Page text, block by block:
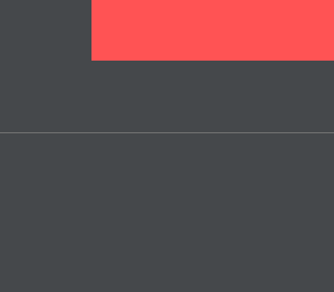
工事（交付金）
動車道 桑名管内橋梁補修工事（H24年度）